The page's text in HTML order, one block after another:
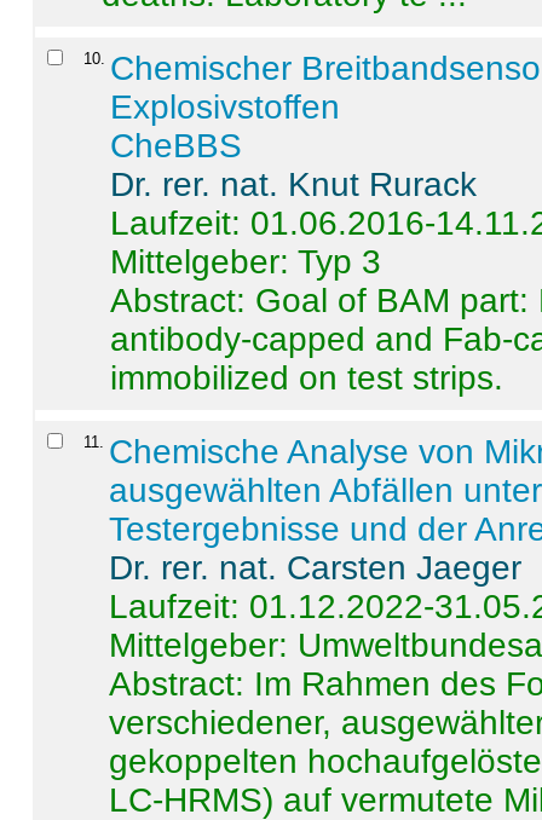
10 Chemischer
Explosivstoffen
CheBBS
Dr. rer. nat. Knut Rurack
Laufzeit: 01.06.2016-
Mittelgeber: Typ 3
Abstract: Goal of BAM
antibody-capped and Fab-
immobilized on test strips.
11
Chemische Analyse von
ausgewählten Abfällen
Testergebnisse und der
Dr. rer. nat. Carsten Jaeger
Laufzeit: 01.12.2022-
Mittelgeber:
Abstract: Im Rahmen des
verschiedener,
gekoppelten
LC-HRMS) auf vermutete